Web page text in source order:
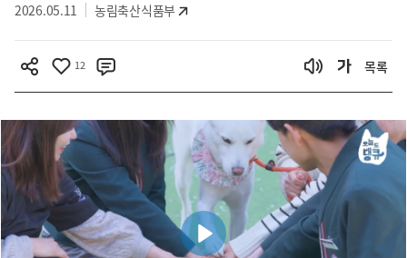
2026.05.11 농림축산식품부
12 목록